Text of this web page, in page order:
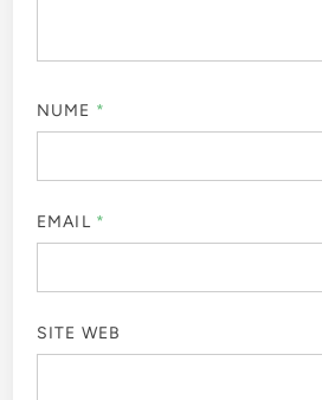
NUME *
EMAIL *
SITE WEB